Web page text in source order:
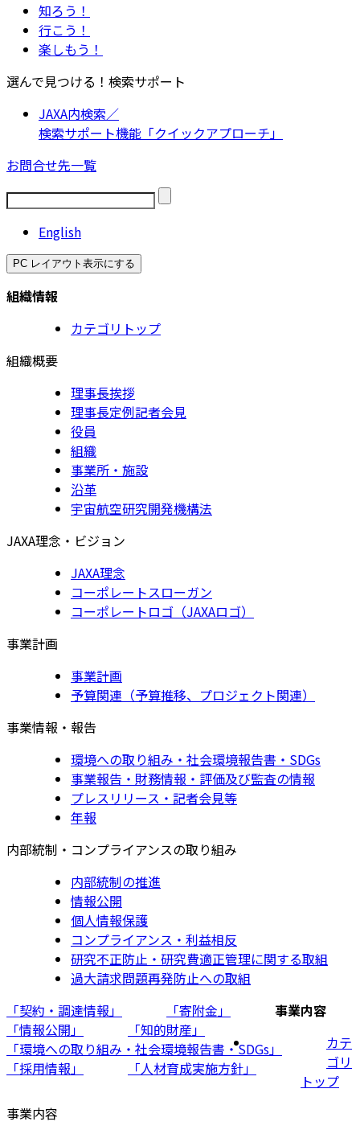
知ろう！
行こう！
楽しもう！
選んで見つける！検索サポート
JAXA内検索／
検索サポート機能「クイックアプローチ」
お問合せ先一覧
English
PC レイアウト表示にする
組織情報
カテゴリトップ
組織概要
理事長挨拶
理事長定例記者会見
役員
組織
事業所・施設
沿革
宇宙航空研究開発機構法
JAXA理念・ビジョン
JAXA理念
コーポレートスローガン
コーポレートロゴ（JAXAロゴ）
事業計画
事業計画
予算関連（予算推移、プロジェクト関連）
事業情報・報告
環境への取り組み・社会環境報告書・SDGs
事業報告・財務情報・評価及び監査の情報
プレスリリース・記者会見等
年報
内部統制・コンプライアンスの取り組み
内部統制の推進
情報公開
個人情報保護
コンプライアンス・利益相反
研究不正防止・研究費適正管理に関する取組
過大請求問題再発防止への取組
「契約・調達情報」
「寄附金」
「情報公開」
「知的財産」
「環境への取り組み・社会環境報告書・SDGs」
「採用情報」
「人材育成実施方針」
事業内容
カテ
ゴリ
トップ
事業内容